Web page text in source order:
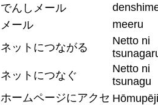
でんしメール
メール
meeru
ネットにつながる
Netto ni
ネットにつなぐ
Netto ni
tsunagu
ホームページにアクセ